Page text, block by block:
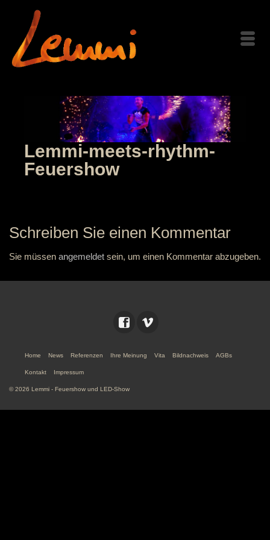
Lemmi-meets-rhythm-
Feuershow
Schreiben Sie einen Kommentar
Sie müssen angemeldet sein, um einen Kommentar abzugeben.
Home News Referenzen Ihre Meinung Vita Bildnachweis AGBs
Kontakt Impressum
© 2026 Lemmi - Feuershow und LED-Show